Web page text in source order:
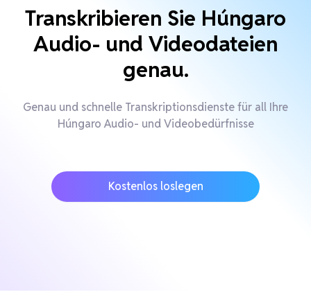
Transkribieren Sie Húngaro
Audio- und Videodateien
genau.
Genau und schnelle Transkriptionsdienste für all Ihre
Húngaro Audio- und Videobedürfnisse
Kostenlos loslegen